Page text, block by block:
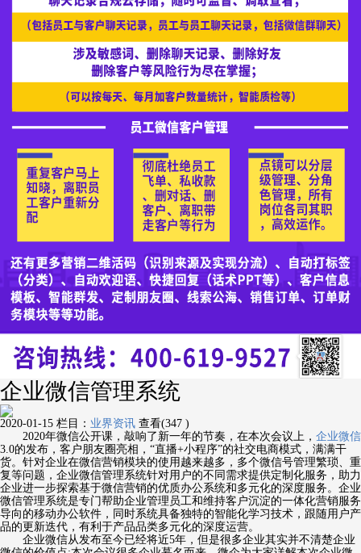
企业微信管理系统
2020-01-15 栏目： 业界资讯 查看(347 )
2020年微信公开课，敲响了新一年的节奏，在本次会议上， 企业微信
3.0的发布，客户朋友圈亮相，“直播+小程序”的社交电商模式，满满干
货。针对企业在微信营销模块的使用越来越多，多个微信号管理繁琐、重
复等问题，企业微信管理系统针对用户的不同需求提供定制化服务，助力
企业进一步探索基于微信营销的优质办公系统和多元化的深度服务。企业
微信管理系统是专门帮助企业管理员工和维持客户沉淀的一体化营销服务
导向的移动办公软件，同时系统具备独特的智能化学习技术，跟随用户产
品的更新迭代，有利于产品品类多元化的深度运营。
企业微信从发布至今已经将近5年，但是很多企业其实并不清楚企业